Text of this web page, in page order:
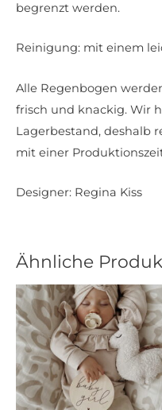
begrenzt werden.
Reinigung: mit einem
Alle Regenbogen
frisch und knackig. Wir
Lagerbestand, deshalb
mit einer
Designer: Regina Kiss
Ähnliche